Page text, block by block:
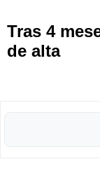
Tras 4
de alta